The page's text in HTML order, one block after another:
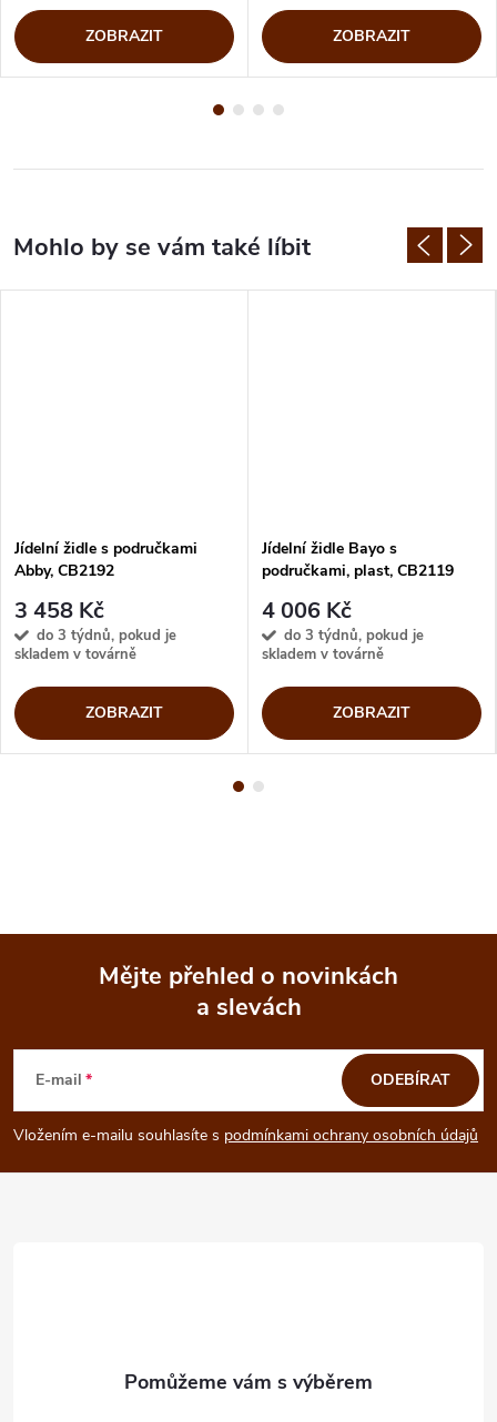
ZOBRAZIT ZOBRAZIT
Jídelní židle s područkami
Abby, CB2192
3 458 Kč
do 3 týdnů, pokud je
skladem v továrně
ZOBRAZIT
Jídelní židle Bayo s
područkami, plast, CB2119
4 006 Kč
do 3 týdnů, pokud je
skladem v továrně
ZOBRAZIT
p
Mějte přehled o novinkách
a slevách
E-mail
Vložením e-mailu souhlasíte s podmínkami ochrany osobních údajů
ODEBÍRAT